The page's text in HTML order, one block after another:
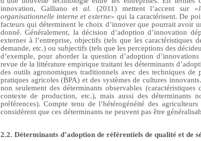
innovation, Galliano etal. (2011) mettent l’accent sur
organisationnelle interne et externe»qui la caractérisent.De
facteurs qui déterminent le choix d’innover que pourrait avoir
donné. Généralement, la décision d’adoption d’innovation
externes à l’entreprise, objectifs (tels que les caractéristiques
demande, etc.) ou subjectifs (tels que les perceptions des
d’exemple, pour aborder la question d’adoption
revue de la littérature empirique traitant les déterminants
des outils agronomiques traditionnels avec des techniques
pratiques agricoles (BPA) et des systèmes de cultures
non seulement des déterminants observables
contexte de production, etc.), mais aussi des déterminants
préférences). Compte tenu de l’hétérogénéité des
considèrent que ces déterminants ne peuvent pas être
2.2. Déterminants d’adoption de référentiels de qualité et de